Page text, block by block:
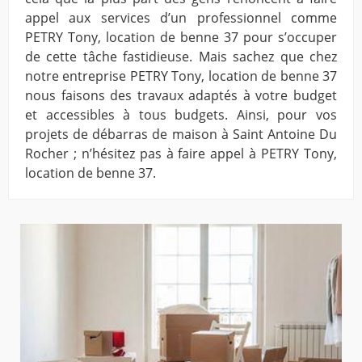
appel aux services d’un professionnel comme
PETRY Tony, location de benne 37 pour s’occuper
de cette tâche fastidieuse. Mais sachez que chez
notre entreprise PETRY Tony, location de benne 37
nous faisons des travaux adaptés à votre budget
et accessibles à tous budgets. Ainsi, pour vos
projets de débarras de maison à Saint Antoine Du
Rocher ; n’hésitez pas à faire appel à PETRY Tony,
location de benne 37.